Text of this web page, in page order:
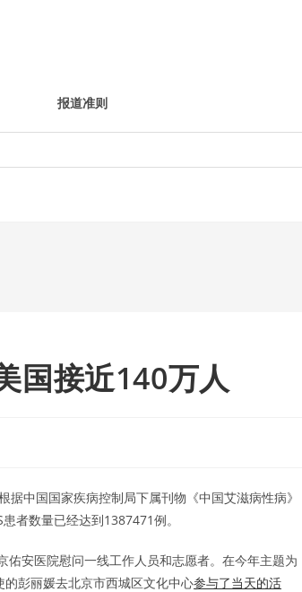
报道准则
国接近140万人
据中国国家疾病控制局下属刊物《中国艾滋病性病》
者数量已经达到1387471例。
佑安医院慰问一线工作人员和志愿者。在今年主题为
彭丽媛去北京市西城区文化中心参与了当天的活